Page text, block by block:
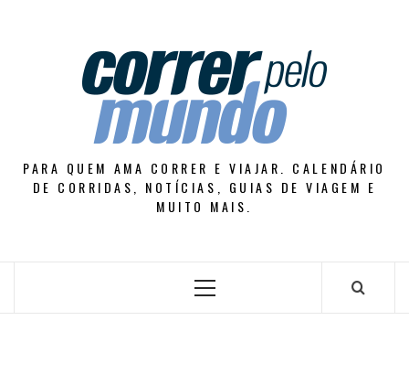
PARA QUEM AMA CORRER E VIAJAR. CALENDÁRIO
DE CORRIDAS, NOTÍCIAS, GUIAS DE VIAGEM E
MUITO MAIS.
Primary